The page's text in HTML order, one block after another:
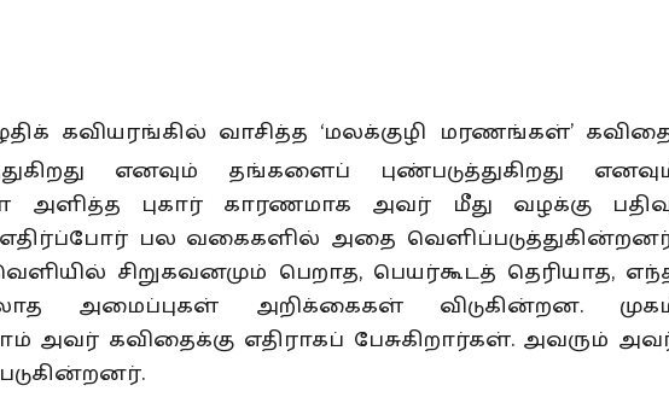
கவியரங்கில் வாசித்த ‘மலக்குழி மரணங்கள்’
எனவும் தங்களைப் புண்படுத்துகிறது
அளித்த புகார் காரணமாக அவர் மீது வழக்கு
எதிர்ப்போர் பல வகைகளில் அதை
சிறுகவனமும் பெறாத, பெயர்கூடத் தெரியாத,
அமைப்புகள் அறிக்கைகள் விடுகின்றன.
அவர் கவிதைக்கு எதிராகப் பேசுகிறார்கள். அவரும்